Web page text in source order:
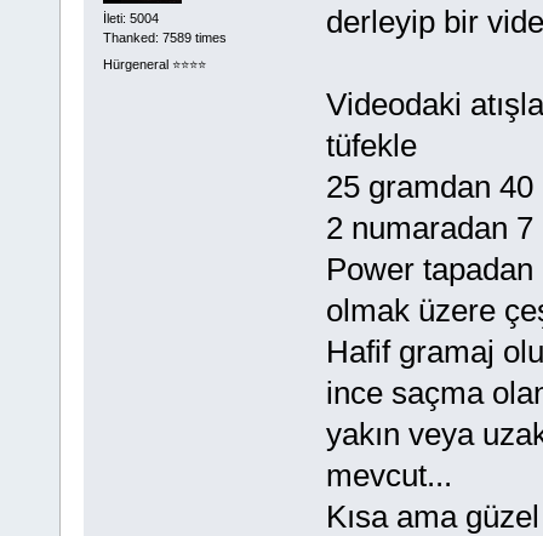
İleti: 5004
Thanked: 7589 times
Hürgeneral ⭐️⭐️⭐️⭐️
derleyip bir
Videodaki
tüfekle
25 gramdan 40
2 numaradan
Power
olmak üzere
Hafif gramaj
ince saçma
yakın veya
mevcut...
Kısa ama